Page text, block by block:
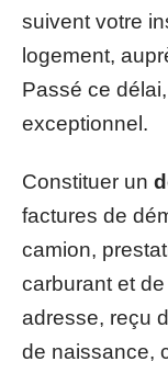
suivent votre
logement,
Passé ce
exceptionnel.
Constituer un
factures de
camion,
carburant et
adresse, reçu
de naissance,